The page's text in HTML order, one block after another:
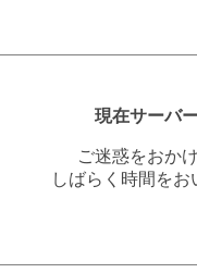
現在サーバ
ご迷惑をおか
しばらく時間を